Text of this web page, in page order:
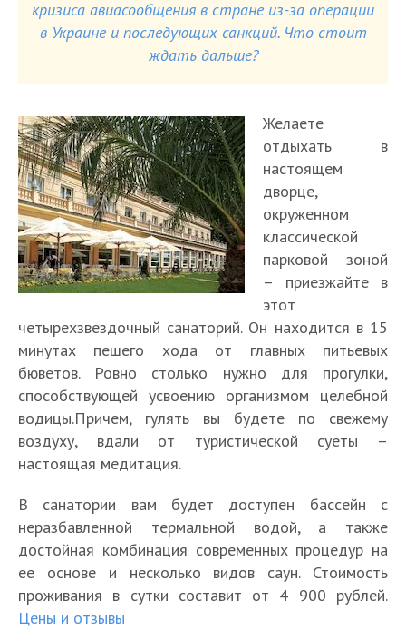
кризиса авиасообщения в стране из-за операции
в Украине и последующих санкций. Что стоит
ждать дальше?
Желаете
отдыхать в
настоящем
дворце,
окруженном
классической
парковой зоной
– приезжайте в
этот
четырехзвездочный санаторий. Он находится в 15
минутах пешего хода от главных питьевых
бюветов. Ровно столько нужно для прогулки,
способствующей усвоению организмом целебной
водицы.Причем, гулять вы будете по свежему
воздуху, вдали от туристической суеты –
настоящая медитация.
В санатории вам будет доступен бассейн с
неразбавленной термальной водой, а также
достойная комбинация современных процедур на
ее основе и несколько видов саун. Стоимость
проживания в сутки составит от 4 900 рублей.
Цены и отзывы